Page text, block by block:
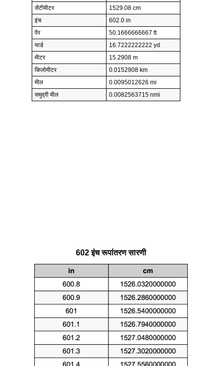
सेंटीमीटर
1529.08 cm
इंच
602.0 in
पैर
50.1666666667 ft
यार्ड
16.7222222222 yd
मीटर
15.2908 m
किलोमीटर
0.0152908 km
मील
0.0095012626 mi
समुद्री मील
0.0082563715 nmi
602 इंच रूपांतरण सारणी